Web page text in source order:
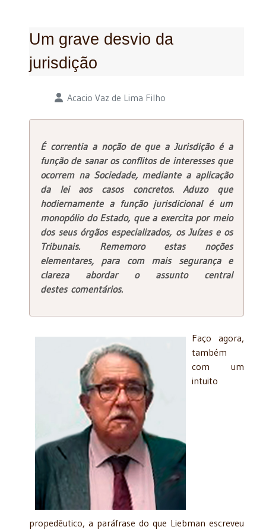
Um grave desvio da
jurisdição
Detalhes Acacio Vaz de Lima Filho
É correntia a noção de que a Jurisdição é a
função de sanar os conflitos de interesses que
ocorrem na Sociedade, mediante a aplicação
da lei aos casos concretos. Aduzo que
hodiernamente a função jurisdicional é um
monopólio do Estado, que a exercita por meio
dos seus órgãos especializados, os Juízes e os
Tribunais. Rememoro estas noções
elementares, para com mais segurança e
clareza abordar o assunto central
destes comentários.
Faço agora,
também
com um
intuito
propedêutico, a paráfrase do que Liebman escreveu